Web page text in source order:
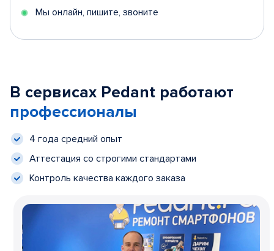
Мы онлайн, пишите, звоните
В сервисах Pedant работают
профессионалы
4 года средний опыт
Аттестация со строгими стандартами
Контроль качества каждого заказа